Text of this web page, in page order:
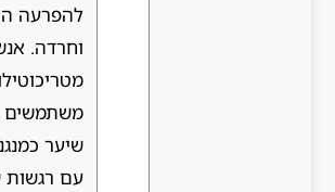
להפרעה
וחרדה.
משתמשים
שיער
עם רגשות